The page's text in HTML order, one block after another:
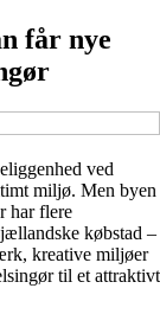
får nye
ved
miljø. Men byen
har flere
købstad –
kreative miljøer
til et attraktivt